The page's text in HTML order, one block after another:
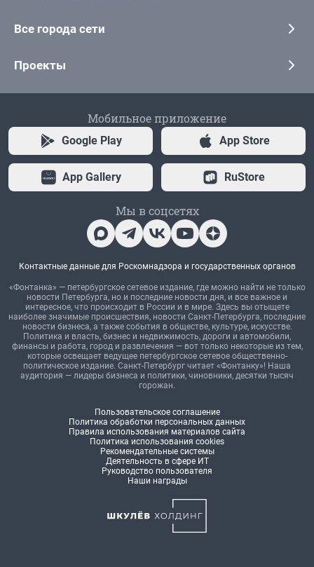
Все города сети
Проекты
Мобильное приложение
Google Play App Store
App Gallery RuStore
Мы в соцсетях
Контактные данные для Роскомнадзора и государственных органов
«Фонтанка» — петербургское сетевое издание, где можно найти не только
новости Петербурга, но и последние новости дня, и все важное и
интересное, что происходит в России и в мире. Здесь вы отыщете
наиболее значимые происшествия, новости Санкт-Петербурга, последние
новости бизнеса, а также события в обществе, культуре, искусстве.
Политика и власть, бизнес и недвижимость, дороги и автомобили,
финансы и работа, город и развлечения — вот только некоторые из тем,
которые освещает ведущее петербургское сетевое общественно-
политическое издание. Санкт-Петербург читает «Фонтанку»! Наша
аудитория — лидеры бизнеса и политики, чиновники, десятки тысяч
горожан.
Пользовательское соглашение
Политика обработки персональных данных
Правила использования материалов сайта
Политика использования cookies
Рекомендательные системы
Деятельность в сфере ИТ
Руководство пользователя
Наши награды